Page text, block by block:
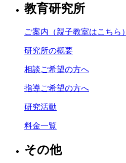
教育研究所
ご案内（親子教室はこちら）
研究所の概要
相談ご希望の方へ
指導ご希望の方へ
研究活動
料金一覧
その他